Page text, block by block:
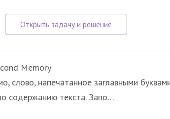
Memory
слово, напечатанное заглавными
содержанию текста. Запо…